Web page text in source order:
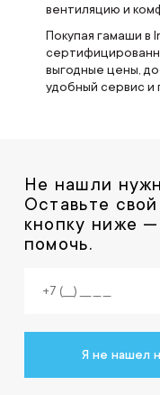
вентиляцию и
Покупая гамаши в
выгодные цены,
удобный сервис и
Не нашли
Оставьте
кнопку ниже
помочь.
Я не нашел